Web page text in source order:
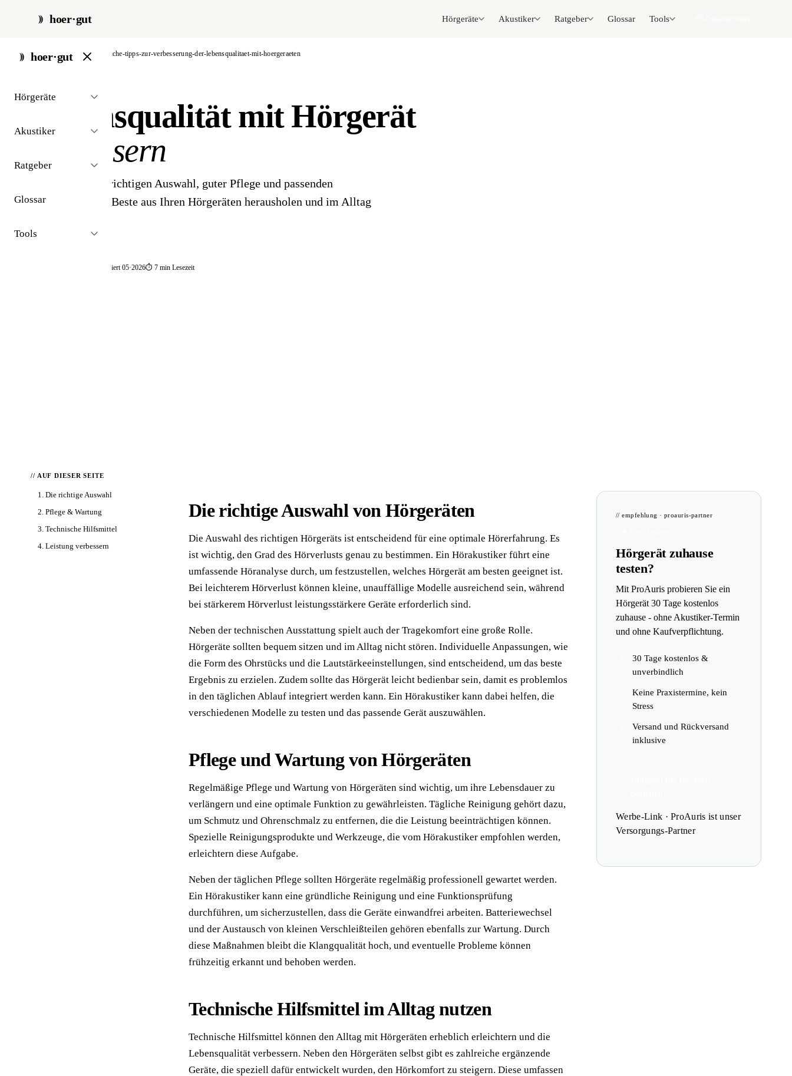
hoer·gut Hörgeräte Akustiker Ratgeber Glossar Tools
hoer·gut
Hörgeräte
Akustiker
Ratgeber
Glossar
Tools
start / ratgeber / nuetzliche-tipps-zur-verbesserung-der-lebensqualitaet-mit-hoergeraeten
Lebensqualität mit Hörgerät
verbessern
Wie Sie mit der richtigen Auswahl, guter Pflege und passenden
Hilfsmitteln das Beste aus Ihren Hörgeräten herausholen und im Alltag
🔄 aktualisiert 05·2026⏱ 7 min Lesezeit
// AUF DIESER SEITE
1. Die richtige Auswahl
2. Pflege & Wartung
3. Technische Hilfsmittel
4. Leistung verbessern
Die richtige Auswahl von Hörgeräten
Die Auswahl des richtigen Hörgeräts ist entscheidend für eine optimale Hörerfahrung. Es
ist wichtig, den Grad des Hörverlusts genau zu bestimmen. Ein Hörakustiker führt eine
umfassende Höranalyse durch, um festzustellen, welches Hörgerät am besten geeignet ist.
Bei leichterem Hörverlust können kleine, unauffällige Modelle ausreichend sein, während
bei stärkerem Hörverlust leistungsstärkere Geräte erforderlich sind.
Neben der technischen Ausstattung spielt auch der Tragekomfort eine große Rolle.
Hörgeräte sollten bequem sitzen und im Alltag nicht stören. Individuelle Anpassungen, wie
die Form des Ohrstücks und die Lautstärkeeinstellungen, sind entscheidend, um das beste
Ergebnis zu erzielen. Zudem sollte das Hörgerät leicht bedienbar sein, damit es problemlos
in den täglichen Ablauf integriert werden kann. Ein Hörakustiker kann dabei helfen, die
verschiedenen Modelle zu testen und das passende Gerät auszuwählen.
Pflege und Wartung von Hörgeräten
Regelmäßige Pflege und Wartung von Hörgeräten sind wichtig, um ihre Lebensdauer zu
verlängern und eine optimale Funktion zu gewährleisten. Tägliche Reinigung gehört dazu,
um Schmutz und Ohrenschmalz zu entfernen, die die Leistung beeinträchtigen können.
Spezielle Reinigungsprodukte und Werkzeuge, die vom Hörakustiker empfohlen werden,
erleichtern diese Aufgabe.
Neben der täglichen Pflege sollten Hörgeräte regelmäßig professionell gewartet werden.
Ein Hörakustiker kann eine gründliche Reinigung und eine Funktionsprüfung
durchführen, um sicherzustellen, dass die Geräte einwandfrei arbeiten. Batteriewechsel
und der Austausch von kleinen Verschleißteilen gehören ebenfalls zur Wartung. Durch
diese Maßnahmen bleibt die Klangqualität hoch, und eventuelle Probleme können
frühzeitig erkannt und behoben werden.
Technische Hilfsmittel im Alltag nutzen
Technische Hilfsmittel können den Alltag mit Hörgeräten erheblich erleichtern und die
Lebensqualität verbessern. Neben den Hörgeräten selbst gibt es zahlreiche ergänzende
Geräte, die speziell dafür entwickelt wurden, den Hörkomfort zu steigern. Diese umfassen
// empfehlung · proauris-partner
Hörgerät zuhause
testen?
Mit ProAuris probieren Sie ein
Hörgerät 30 Tage kostenlos
zuhause - ohne Akustiker-Termin
und ohne Kaufverpflichtung.
30 Tage kostenlos &
unverbindlich
Keine Praxistermine, kein
Stress
Versand und Rückversand
inklusive
Werbe-Link · ProAuris ist unser
Versorgungs-Partner